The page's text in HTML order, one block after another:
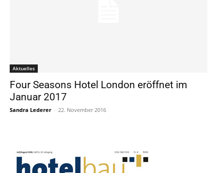
Aktuelles
Four Seasons Hotel London eröffnet im
Januar 2017
Sandra Lederer - 22. November 2016